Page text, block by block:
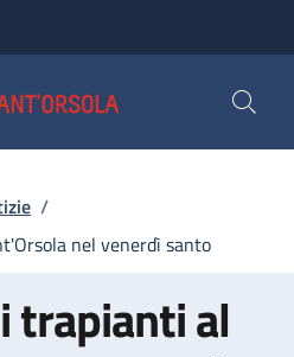
/
nel venerdì santo
trapianti al